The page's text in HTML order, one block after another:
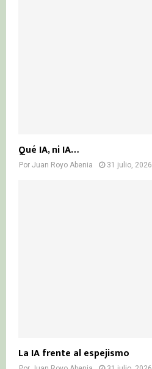
Qué IA, ni IA…
Por Juan Royo Abenia 31 julio, 2026
La IA frente al espejismo